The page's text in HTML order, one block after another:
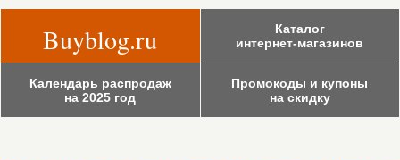
Buyblog.ru
Каталог
интернет-магазинов
Календарь распродаж
на 2025 год
Промокоды и купоны
на скидку